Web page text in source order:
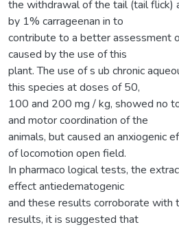
the withdrawal of the tail (tail flick)
by 1% carrageenan in to
contribute to a better assessment
caused by the use of this
plant. The use of s ub chronic
this species at doses of 50,
100 and 200 mg / kg, showed no
and motor coordination of the
animals, but caused an anxiogenic
of locomotion open field.
In pharmaco logical tests, the
effect antiedematogenic
and these results corroborate with
results, it is suggested that